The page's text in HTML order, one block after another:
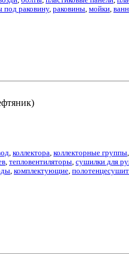
под раковину, раковины, мойки,
коллектора коллекторные группы
тепловентиляторы сушилки для
комплектующие